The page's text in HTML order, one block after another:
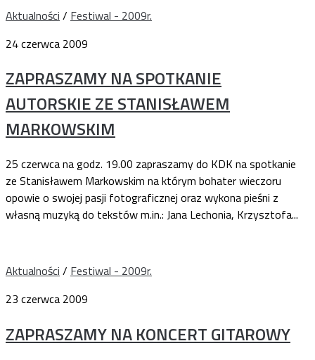
Aktualności / Festiwal - 2009r.
24 czerwca 2009
ZAPRASZAMY NA SPOTKANIE
AUTORSKIE ZE STANISŁAWEM
MARKOWSKIM
25 czerwca na godz. 19.00 zapraszamy do KDK na spotkanie
ze Stanisławem Markowskim na którym bohater wieczoru
opowie o swojej pasji fotograficznej oraz wykona pieśni z
własną muzyką do tekstów m.in.: Jana Lechonia, Krzysztofa...
Aktualności / Festiwal - 2009r.
23 czerwca 2009
ZAPRASZAMY NA KONCERT GITAROWY